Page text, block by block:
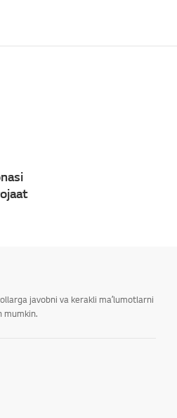
javobni va kerakli maʼlumotlarni
mumkin.